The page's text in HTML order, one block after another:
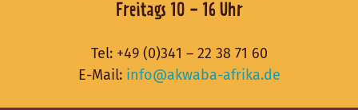
Freitags 10 - 16 Uhr
Tel: +49 (0)341 – 22 38 71 60
E-Mail: info@akwaba-afrika.de